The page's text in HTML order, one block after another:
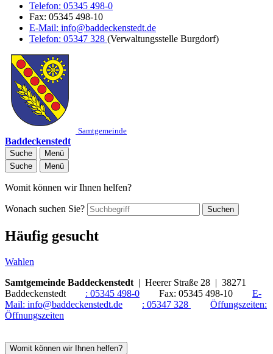
Telefon: 05345 498-0
Fax: 05345 498-10
E-Mail: info@baddeckenstedt.de
Telefon: 05347 328 (Verwaltungsstelle Burgdorf)
Samtgemeinde
Baddeckenstedt
Suche
Menü
Suche
Menü
Womit können wir Ihnen helfen?
Wonach suchen Sie? Suchen
Häufig gesucht
Wahlen
Samtgemeinde Baddeckenstedt | Heerer Straße 28 | 38271
Baddeckenstedt : 05345 498-0 Fax: 05345 498-10
E-
Mail: info@baddeckenstedt.de : 05347 328
Öffungszeiten:
Öffnungszeiten
Womit können wir Ihnen helfen?